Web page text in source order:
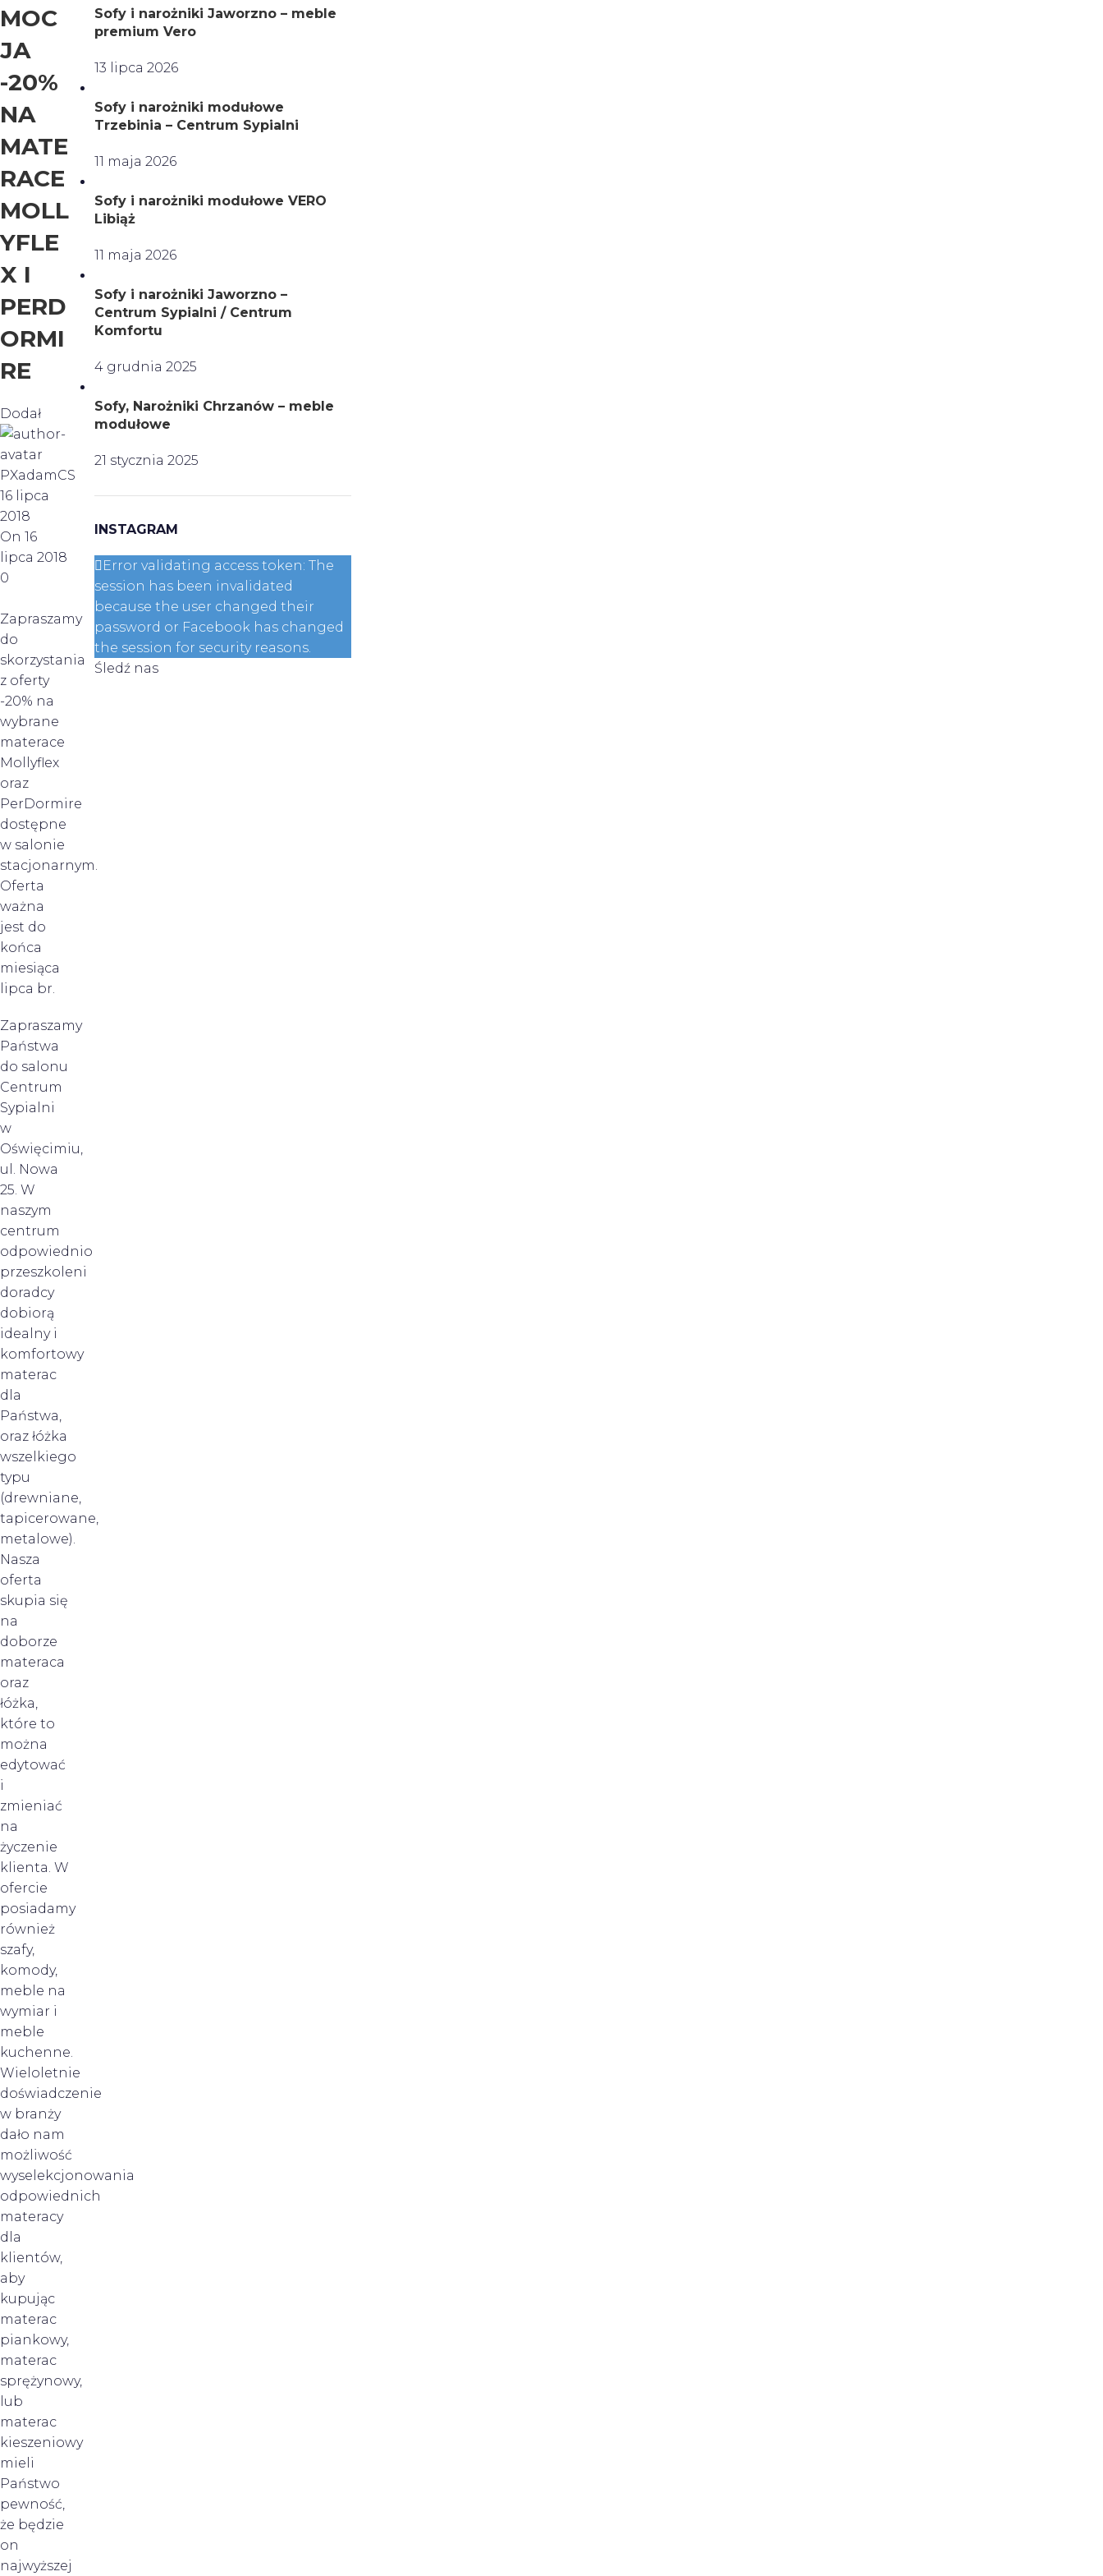
MOC
JA
-20%
NA
MATE
RACE
MOLL
YFLE
X I
PERD
ORMI
RE
Dodał
PXadamCS
16 lipca
2018
On 16
lipca 2018
0
Zapraszamy
do
skorzystania
z oferty
-20% na
wybrane
materace
Mollyflex
oraz
PerDormire
dostępne
w salonie
stacjonarnym.
Oferta
ważna
jest do
końca
miesiąca
lipca br.
Zapraszamy
Państwa
do salonu
Centrum
Sypialni
w
Oświęcimiu,
ul. Nowa
25. W
naszym
centrum
odpowiednio
przeszkoleni
doradcy
dobiorą
idealny i
komfortowy
materac
dla
Państwa,
oraz łóżka
wszelkiego
typu
(drewniane,
tapicerowane,
metalowe).
Nasza
oferta
skupia się
na
doborze
materaca
oraz
łóżka,
które to
można
edytować
i
zmieniać
na
życzenie
klienta. W
ofercie
posiadamy
również
szafy,
komody,
meble na
wymiar i
meble
kuchenne.
Wieloletnie
doświadczenie
w branży
dało nam
możliwość
wyselekcjonowania
odpowiednich
materacy
dla
klientów,
aby
kupując
materac
piankowy,
materac
sprężynowy,
lub
materac
kieszeniowy
mieli
Państwo
pewność,
że będzie
on
najwyższej
Sofy i narożniki Jaworzno – meble
premium Vero
13 lipca 2026
Sofy i narożniki modułowe
Trzebinia – Centrum Sypialni
11 maja 2026
Sofy i narożniki modułowe VERO
Libiąż
11 maja 2026
Sofy i narożniki Jaworzno –
Centrum Sypialni / Centrum
Komfortu
4 grudnia 2025
Sofy, Narożniki Chrzanów – meble
modułowe
21 stycznia 2025
INSTAGRAM
Error validating access token: The
session has been invalidated
because the user changed their
password or Facebook has changed
the session for security reasons.
Śledź nas